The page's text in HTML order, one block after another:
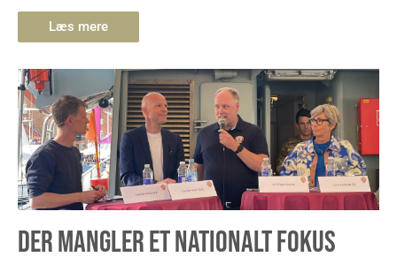
Læs mere
DER MANGLER ET NATIONALT FOKUS